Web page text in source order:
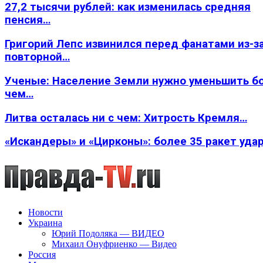
27,2 тысячи рублей: как изменилась средняя
пенсия…
Григорий Лепс извинился перед фанатами из-
повторной…
Ученые: Население Земли нужно уменьшить
чем…
Литва осталась ни с чем: Хитрость Кремля…
«Искандеры» и «Цирконы»: более 35 ракет
Новости
Украина
Юрий Подоляка — ВИДЕО
Михаил Онуфриенко — Видео
Россия